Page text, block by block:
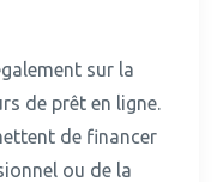
sur la
de prêt en ligne.
de financer
ou de la